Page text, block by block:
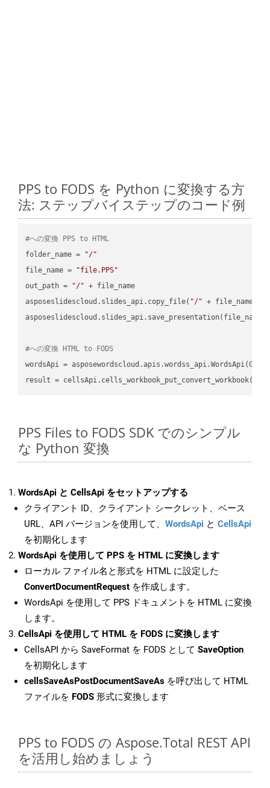
PPS to FODS を Python に変換する方
法: ステップバイステップのコード例
#への変換 PPS to HTML
folder_name =
"/"
file_name =
"file.PPS"
out_path =
"/" + file_name
asposeslidescloud.slides_api.copy_file( "/" + file_name,
#への変換 HTML to FODS
wordsApi =
result =
PPS Files to FODS SDK でのシンプル
な Python 変換
WordsApi と CellsApi をセットアップする
クライアント ID、クライアント シークレット、ベース
URL、API バージョンを使用して、 WordsApi と CellsApi
を初期化します
WordsApi を使用して PPS を HTML に変換します
ローカル ファイル名と形式を HTML に設定した
ConvertDocumentRequest を作成します。
WordsApi を使用して PPS ドキュメントを HTML に変換
します。
CellsApi を使用して HTML を FODS に変換します
CellsAPI から SaveFormat を FODS として SaveOption
を初期化します
cellsSaveAsPostDocumentSaveAs を呼び出して HTML
ファイルを FODS 形式に変換します
PPS to FODS の Aspose.Total REST API
を活用し始めましょう